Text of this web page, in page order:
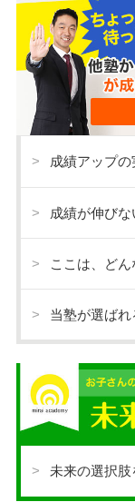
成績アップの
成績が伸びな
ここは、どん
当塾が選ばれ
未来の選択